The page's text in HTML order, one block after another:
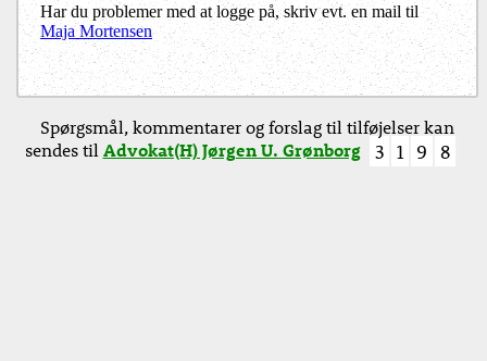
Har du problemer med at logge på, skriv evt. en mail til
Maja Mortensen
Spørgsmål, kommentarer og forslag til tilføjelser kan
sendes tilAdvokat(H) Jørgen U. Grønborg 3 1 9 8